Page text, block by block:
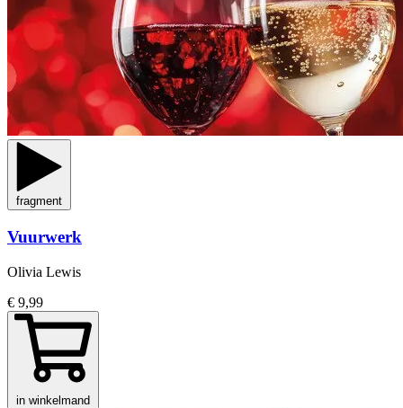
fragment
Vuurwerk
Olivia Lewis
€ 9,99
in winkelmand